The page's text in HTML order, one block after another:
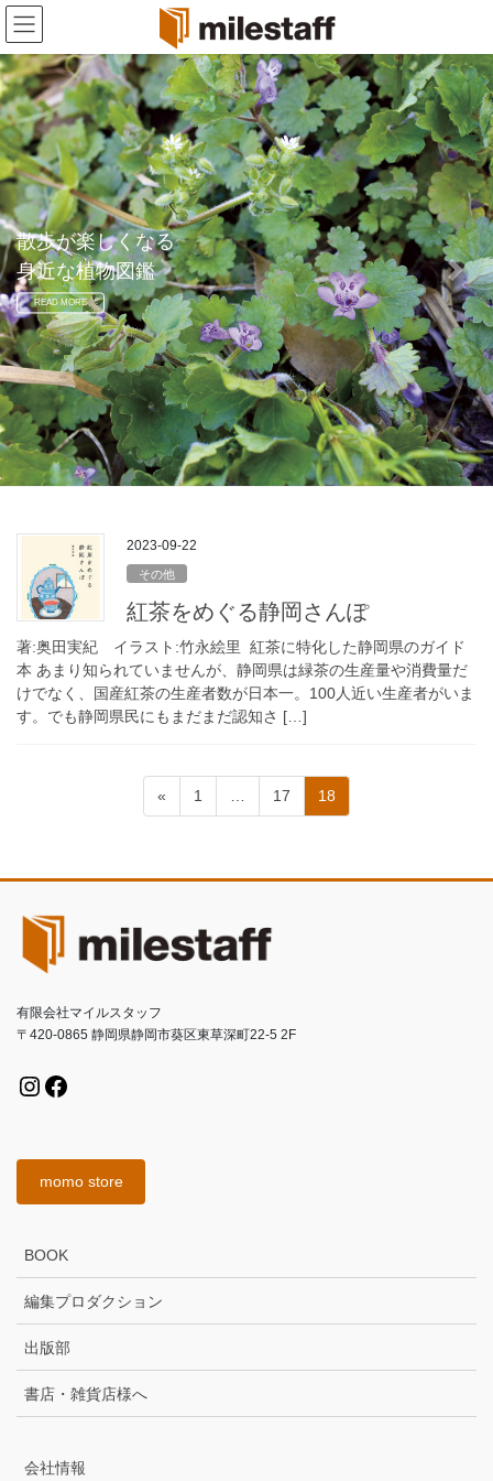
コ
ン
テ
ン
ツ
へ
ス
キ
プ
ナ
ビ
ゲ
ー
シ
ョ
ン
に
動
散歩が楽しくなる
身近な植物図鑑
READ MORE
Previous Next
2023-09-22
その他
紅茶をめぐる静岡さんぽ
著:奥田実紀 イラスト:竹永絵里 紅茶に特化した静岡県のガイド
本 あまり知られていませんが、静岡県は緑茶の生産量や消費量だ
けでなく、国産紅茶の生産者数が日本一。100人近い生産者がいま
す。でも静岡県民にもまだまだ認知さ […]
ペ
ー
ジ
り
«
固
定
1
固
定
17
固
定
18
有限会社マイルスタッフ
〒420-0865 静岡県静岡市葵区東草深町22-5 2F
Instagram
Facebook
momo store
BOOK
編集プロダクション
出版部
書店・雑貨店様へ
会社情報